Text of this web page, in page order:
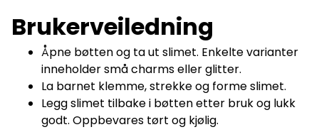
Brukerveiledning
Åpne bøtten og ta ut slimet. Enkelte varianter
inneholder små charms eller glitter.
La barnet klemme, strekke og forme slimet.
Legg slimet tilbake i bøtten etter bruk og lukk
godt. Oppbevares tørt og kjølig.